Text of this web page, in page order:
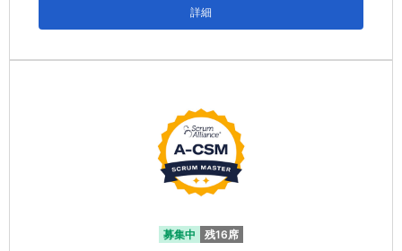
詳細
募集中 残16席